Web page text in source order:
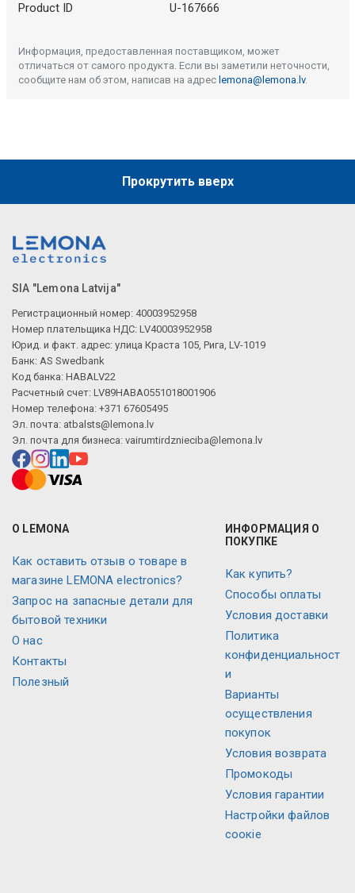
Product ID U-167666
Информация, предоставленная поставщиком, может
отличаться от самого продукта. Если вы заметили неточности,
сообщите нам об этом, написав на адрес lemona@lemona.lv.
Прокрутить вверх
SIA "Lemona Latvija"
Регистрационный номер: 40003952958
Номер плательщика НДС: LV40003952958
Юрид. и факт. адрес: улица Краста 105, Рига, LV-1019
Банк: AS Swedbank
Код банка: HABALV22
Расчетный счет: LV89HABA0551018001906
Номер телефона: +371 67605495
Эл. почта: atbalsts@lemona.lv
Эл. почта для бизнеса: vairumtirdznieciba@lemona.lv
О LEMONA
Как оставить отзыв о товаре в
магазине LEMONA electronics?
Запрос на запасные детали для
бытовой техники
О нас
Контакты
Полезный
ИНФОРМАЦИЯ О
ПОКУПКЕ
Как купить?
Способы оплаты
Условия доставки
Политика
конфиденциальност
и
Варианты
осуществления
покупок
Условия возврата
Промокоды
Условия гарантии
Настройки файлов
соокіе